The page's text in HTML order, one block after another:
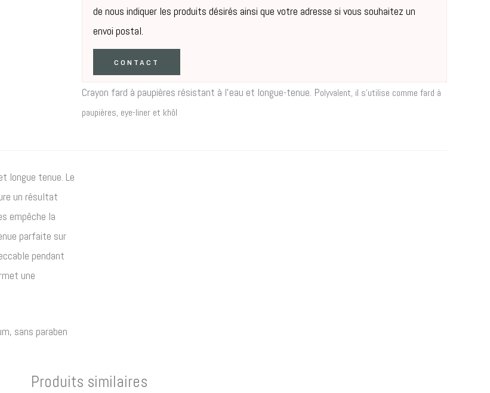
de nous indiquer les produits désirés ainsi que votre adresse si vous souhaitez un
envoi postal.
CONTACT
Crayon fard à paupières résistant à l’eau et longue-tenue. Polyvalent, il s’utilise comme fard à
paupières, eye-liner et khôl
longue tenue. Le
un résultat
empêche la
parfaite sur
pendant
une
sans paraben
Produits similaires